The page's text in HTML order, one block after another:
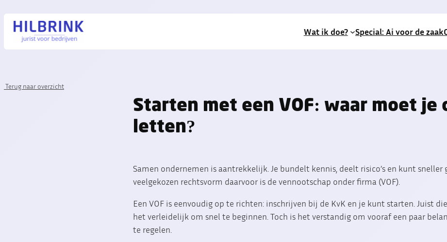
Wat ik doe? Special: Ai voor de zaak
Terug naar overzicht
Starten met een VOF: waar moet je
letten?
Samen ondernemen is aantrekkelijk. Je bundelt kennis, deelt risico’s en kunt sneller
veelgekozen rechtsvorm daarvoor is de vennootschap onder firma (VOF).
Een VOF is eenvoudig op te richten: inschrijven bij de KvK en je kunt starten. Juist
het verleidelijk om snel te beginnen. Toch is het verstandig om vooraf een paar
te regelen.